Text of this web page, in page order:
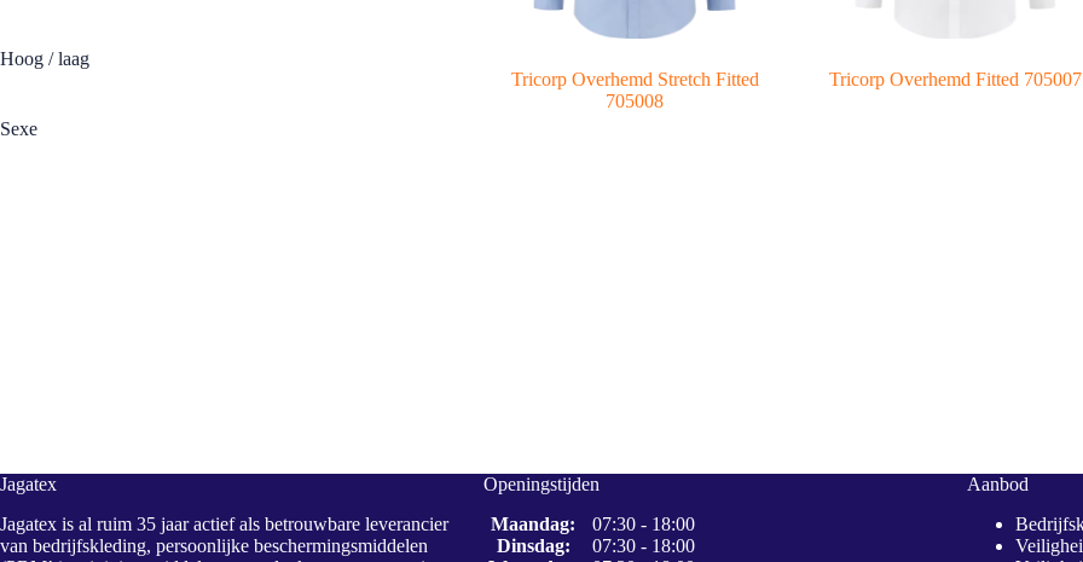
Tricorp Overhemd Stretch Fitted
705008
Tricorp Overhemd Fitted 705007
Hoog / laag
Sexe
Jagatex
Jagatex is al ruim 35 jaar actief als betrouwbare leverancier
van bedrijfskleding, persoonlijke beschermingsmiddelen
Openingstijden
Maandag:
07:30 - 18:00
Dinsdag:
07:30 - 18:00
Aanbod